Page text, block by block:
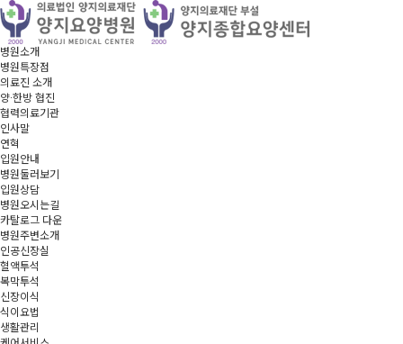
병원소개
병원특장점
의료진 소개
양·한방 협진
협력의료기관
인사말
연혁
입원안내
병원둘러보기
입원상담
병원오시는길
카탈로그 다운
병원주변소개
인공신장실
혈액투석
복막투석
신장이식
식이요법
생활관리